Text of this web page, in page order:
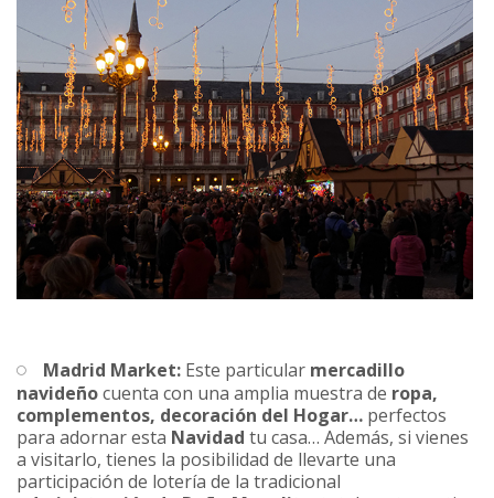
Madrid Market: Este particular mercadillo
navideñocuenta con una amplia muestra de ropa,
complementos, decoración del Hogar… perfectos
para adornar esta Navidad tu casa… Además, si vienes
a visitarlo, tienes la posibilidad de llevarte una
participación de lotería de la tradicional